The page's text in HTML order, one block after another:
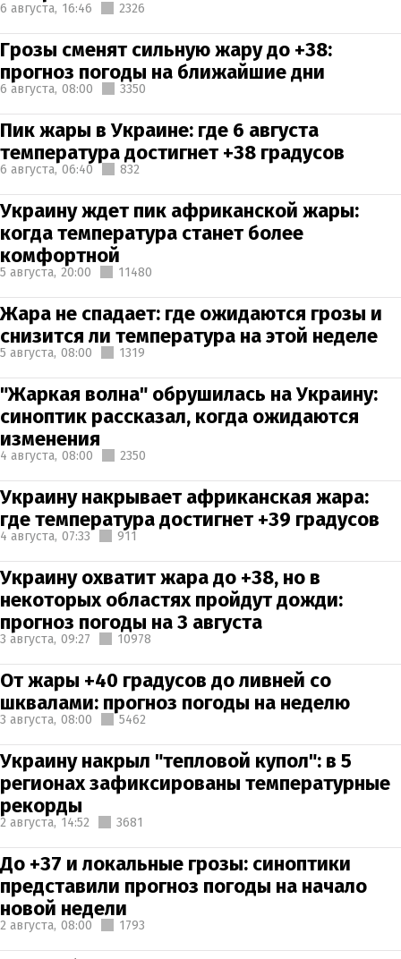
6 августа, 16:46 2326
Грозы сменят сильную жару до +38:
прогноз погоды на ближайшие дни
6 августа, 08:00 3350
Пик жары в Украине: где 6 августа
температура достигнет +38 градусов
6 августа, 06:40 832
Украину ждет пик африканской жары:
когда температура станет более
комфортной
5 августа, 20:00 11480
Жара не спадает: где ожидаются грозы и
снизится ли температура на этой неделе
5 августа, 08:00 1319
"Жаркая волна" обрушилась на Украину:
синоптик рассказал, когда ожидаются
изменения
4 августа, 08:00 2350
Украину накрывает африканская жара:
где температура достигнет +39 градусов
4 августа, 07:33 911
Украину охватит жара до +38, но в
некоторых областях пройдут дожди:
прогноз погоды на 3 августа
3 августа, 09:27 10978
От жары +40 градусов до ливней со
шквалами: прогноз погоды на неделю
3 августа, 08:00 5462
Украину накрыл "тепловой купол": в 5
регионах зафиксированы температурные
рекорды
2 августа, 14:52 3681
До +37 и локальные грозы: синоптики
представили прогноз погоды на начало
новой недели
2 августа, 08:00 1793